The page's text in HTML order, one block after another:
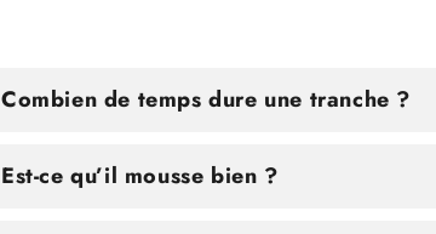
Combien de temps dure une tranche ?
Est-ce qu’il mousse bien ?